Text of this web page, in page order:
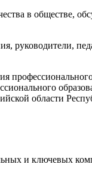
в обществе,
области
и ключевых